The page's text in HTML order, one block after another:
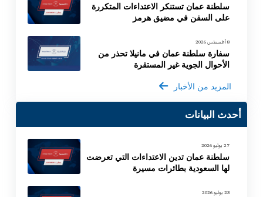
سلطنة عمان تستنكر الاعتداءات المتكررة
على السفن في مضيق هرمز
8 أغسطس 2026
سفارة سلطنة عمان في مانيلا تحذر من
الأحوال الجوية غير المستقرة
المزيد من الأخبار
أحدث البيانات
27 يوليو 2026
سلطنة عمان تدين الاعتداءات التي تعرضت
لها السعودية بطائرات مسيرة
23 يوليو 2026